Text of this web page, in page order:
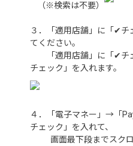
（※検索は不要）
３．「適用店舗」に「✔チ
てください。
「適用店舗」に「✔チ
チェック」を入れます。
４．「電子マネー」→「
チェック」を入れて、
画面最下段までスクロ